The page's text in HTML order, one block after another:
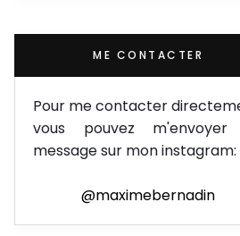
ME CONTACTER
Pour me contacter
vous pouvez
message sur mon instagram:
@maximebernadin